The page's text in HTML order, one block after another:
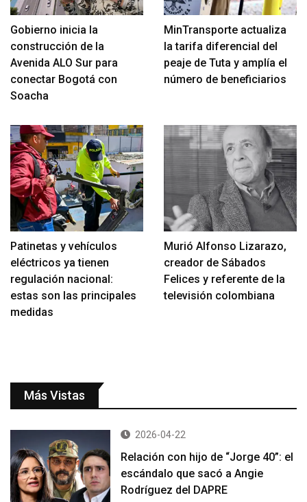
Gobierno inicia la
construcción de la
Avenida ALO Sur para
conectar Bogotá con
Soacha
MinTransporte actualiza
la tarifa diferencial del
peaje de Tuta y amplía el
número de beneficiarios
Patinetas y vehículos
eléctricos ya tienen
regulación nacional:
estas son las principales
medidas
Murió Alfonso Lizarazo,
creador de Sábados
Felices y referente de la
televisión colombiana
Más Vistas
2026-04-22
Relación con hijo de “Jorge 40”: el
escándalo que sacó a Angie
Rodríguez del DAPRE